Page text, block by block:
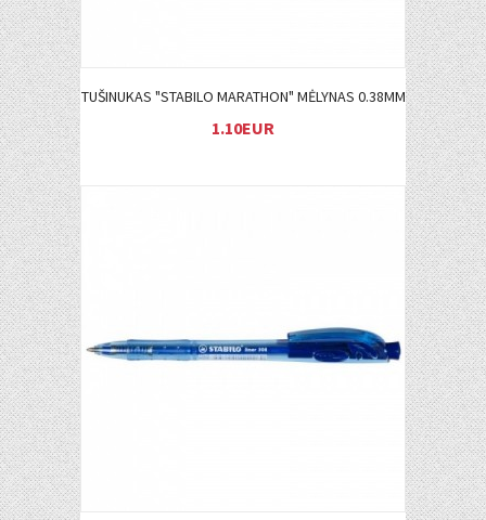
TUŠINUKAS "STABILO MARATHON" MĖLYNAS 0.38MM
1.10EUR